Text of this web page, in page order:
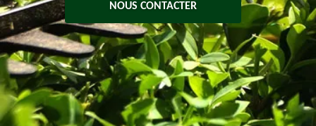
NOUS CONTACTER